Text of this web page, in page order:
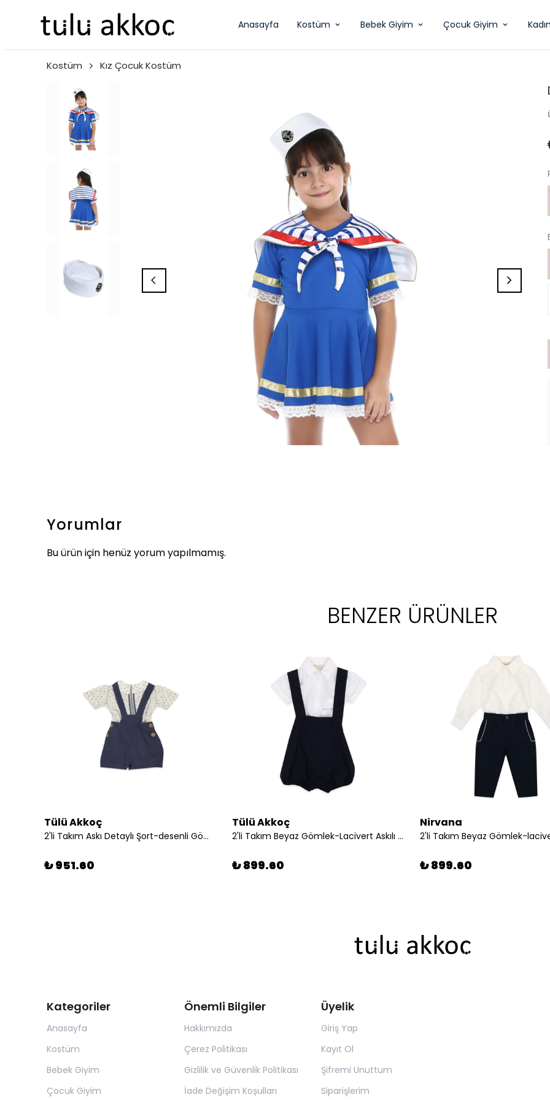
Anasayfa Kostüm Bebek Giyim Çocuk Giyim
Kostüm Kız Çocuk Kostüm
Yorumlar
Bu ürün için henüz yorum yapılmamış.
BENZER ÜRÜNLER
Tülü Akkoç
2'li Takım Askı Detaylı Şort-desenli Gömlek
₺ 951.60
Tülü Akkoç
2'li Takım Beyaz Gömlek-Lacivert Askılı Şort
₺ 899.60
Nirvana
₺ 899.60
Kategoriler
Anasayfa
Kostüm
Bebek Giyim
Çocuk Giyim
Önemli Bilgiler
Hakkımızda
Çerez Politikası
Gizlilik ve Güvenlik Politikası
İade Değişim Koşulları
Üyelik
Giriş Yap
Kayıt Ol
Şifremi Unuttum
Siparişlerim